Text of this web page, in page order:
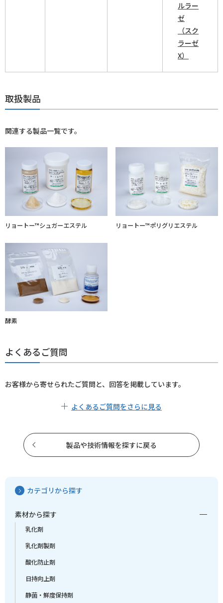
ルラー
ゼ
（スク
ラーゼ
X）
取扱製品
関連する製品一覧です。
リョートー™シュガーエステル リョートー™ポリグリエステル
酵素
よくあるご質問
お客様から寄せられたご質問と、回答を掲載しています。
よくあるご質問をさらに見る
製品や技術情報を探すに戻る
カテゴリから探す
素材から探す
乳化剤
乳化剤製剤
酸化防止剤
日持向上剤
静菌・鮮度保持剤